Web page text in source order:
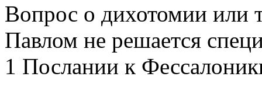
Вопрос о дихотомии или
Павлом не решается
1 Послании к